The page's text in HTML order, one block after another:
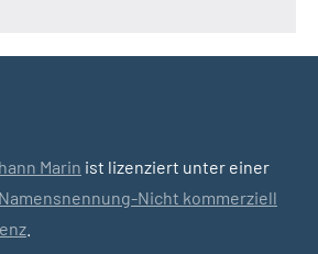
Marin ist lizenziert unter einer
Nicht kommerziell